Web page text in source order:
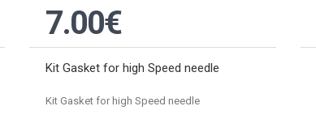
7.00€
Kit Gasket for high Speed needle
Kit Gasket for high Speed needle